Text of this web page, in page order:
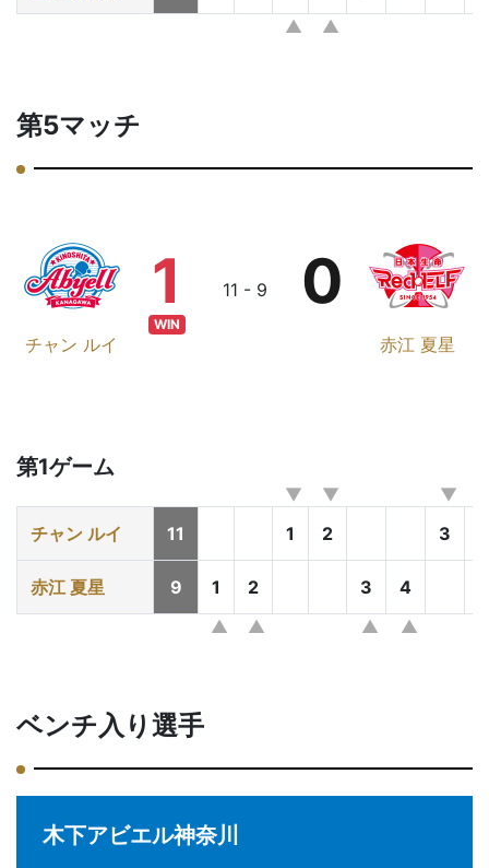
第5マッチ
チャン ルイ
1
WIN
11 - 9
赤江 夏星
0
第1ゲーム
チャン ルイ 11 1 2 3
赤江 夏星 9 1 2 3 4
ベンチ入り選手
木下アビエル神奈川